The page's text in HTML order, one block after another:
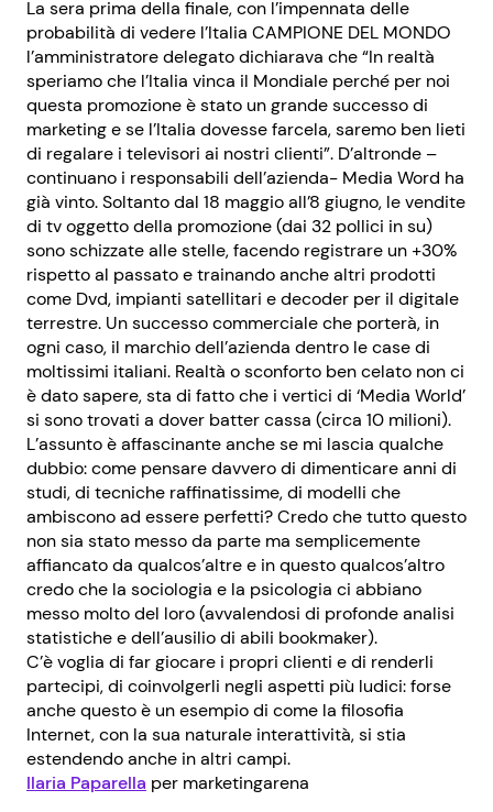
La sera prima della finale, con l’impennata delle
probabilità di vedere l’Italia CAMPIONE DEL MONDO
l’amministratore delegato dichiarava che “In realtà
speriamo che l’Italia vinca il Mondiale perché per noi
questa promozione è stato un grande successo di
marketing e se l’Italia dovesse farcela, saremo ben lieti
di regalare i televisori ai nostri clienti”. D’altronde –
continuano i responsabili dell’azienda- Media Word ha
già vinto. Soltanto dal 18 maggio all’8 giugno, le vendite
di tv oggetto della promozione (dai 32 pollici in su)
sono schizzate alle stelle, facendo registrare un +30%
rispetto al passato e trainando anche altri prodotti
come Dvd, impianti satellitari e decoder per il digitale
terrestre. Un successo commerciale che porterà, in
ogni caso, il marchio dell’azienda dentro le case di
moltissimi italiani. Realtà o sconforto ben celato non ci
è dato sapere, sta di fatto che i vertici di ‘Media World’
si sono trovati a dover batter cassa (circa 10 milioni).
L’assunto è affascinante anche se mi lascia qualche
dubbio: come pensare davvero di dimenticare anni di
studi, di tecniche raffinatissime, di modelli che
ambiscono ad essere perfetti? Credo che tutto questo
non sia stato messo da parte ma semplicemente
affiancato da qualcos’altre e in questo qualcos’altro
credo che la sociologia e la psicologia ci abbiano
messo molto del loro (avvalendosi di profonde analisi
statistiche e dell’ausilio di abili bookmaker).
C’è voglia di far giocare i propri clienti e di renderli
partecipi, di coinvolgerli negli aspetti più ludici: forse
anche questo è un esempio di come la filosofia
Internet, con la sua naturale interattività, si stia
estendendo anche in altri campi.
Ilaria Paparella per marketingarena